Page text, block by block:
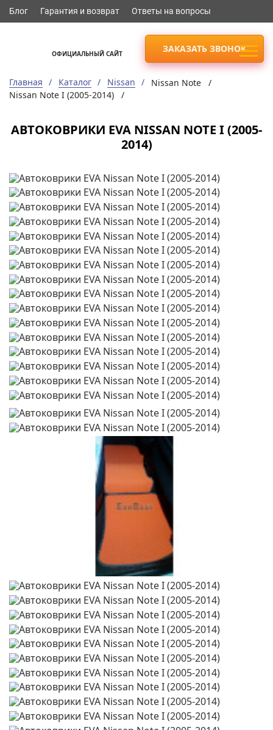
Блог Гарантия и возврат Ответы на вопросы
ОФИЦИАЛЬНЫЙ САЙТ ЗАКАЗАТЬ ЗВОНОК
Главная Каталог Nissan
Nissan Note /
Nissan Note I (2005-2014) /
АВТОКОВРИКИ EVA NISSAN NOTE I (2005-
2014)